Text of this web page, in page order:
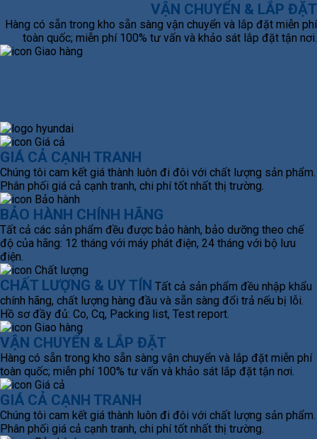
VẬN CHUYỂN & LẮP ĐẶT
Hàng có sẵn trong kho sẵn sàng vận chuyển và lắp đặt miễn phí
toàn quốc; miễn phí 100% tư vấn và khảo sát lắp đặt tận nơi.
GIÁ CẢ CẠNH TRANH
Chúng tôi cam kết giá thành luôn đi đôi với chất lượng sản phẩm.
Phân phối giá cả cạnh tranh, chi phí tốt nhất thị trường.
BẢO HÀNH CHÍNH HÃNG
Tất cả các sản phẩm đều được bảo hành, bảo dưỡng theo chế
độ của hãng: 12 tháng với máy phát điện, 24 tháng với bộ lưu
điện.
CHẤT LƯỢNG & UY TÍN Tất cả sản phẩm đều nhập khẩu
chính hãng, chất lượng hàng đầu và sẵn sàng đổi trả nếu bị lỗi.
Hồ sơ đầy đủ: Co, Cq, Packing list, Test report.
VẬN CHUYỂN & LẮP ĐẶT
Hàng có sẵn trong kho sẵn sàng vận chuyển và lắp đặt miễn phí
toàn quốc; miễn phí 100% tư vấn và khảo sát lắp đặt tận nơi.
GIÁ CẢ CẠNH TRANH
Chúng tôi cam kết giá thành luôn đi đôi với chất lượng sản phẩm.
Phân phối giá cả cạnh tranh, chi phí tốt nhất thị trường.